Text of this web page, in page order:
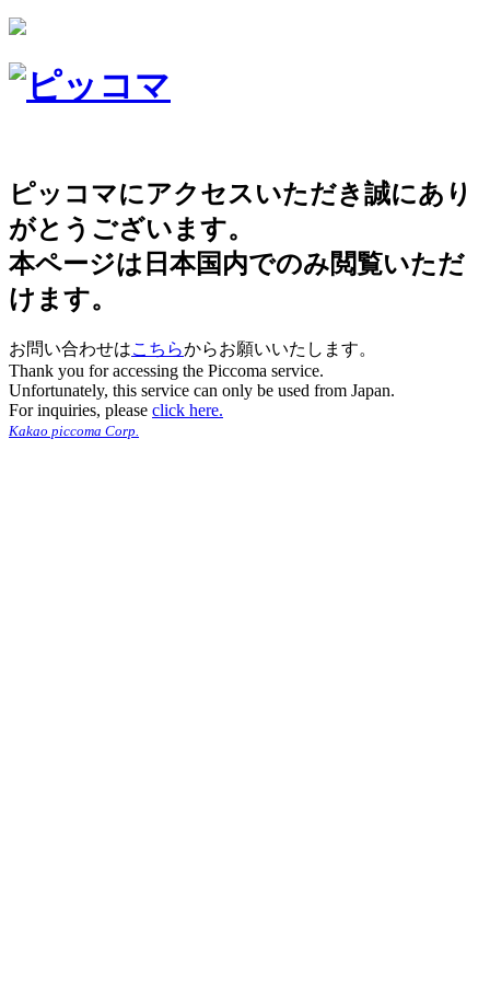
ピッコマにアクセスいただき誠にあり
がとうございます。
本ページは日本国内でのみ閲覧いただ
けます。
お問い合わせはこちらからお願いいたします。
Thank you for accessing the Piccoma service.
Unfortunately, this service can only be used from Japan.
For inquiries, please click here.
Kakao piccoma Corp.